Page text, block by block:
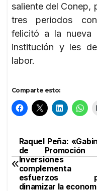
saliente del Conep,
tres periodos
felicitó a la nueva
institución y les
labor.
Comparte esto:
de
Raquel Peña:
de Promoción
Inversiones
complementa
esfuerzos
dinamizar la